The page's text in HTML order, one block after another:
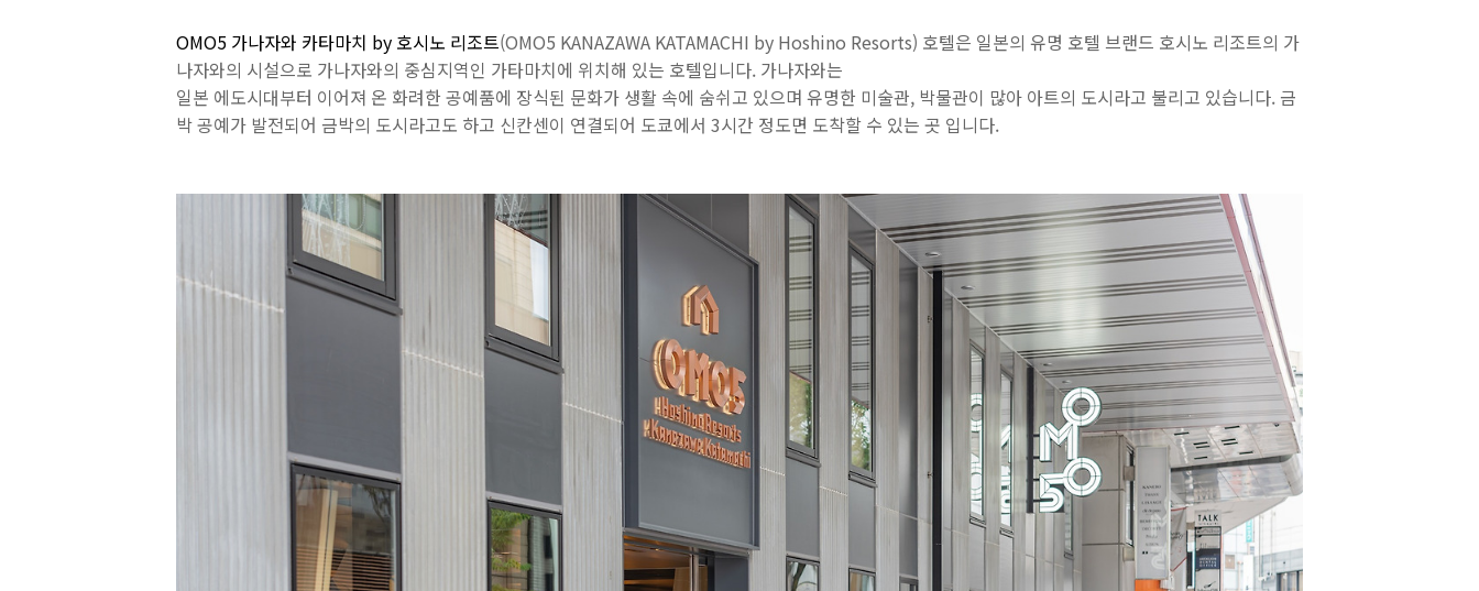
OMO5 가나자와 카타마치 by 호시노 리조트(OMO5 KANAZAWA KATAMACHI by Hoshino Resorts) 호텔은 일본의 유명 호텔 브랜드 호시노 리조트의 가
나자와의 시설으로 가나자와의 중심지역인 가타마치에 위치해 있는 호텔입니다. 가나자와는
일본 에도시대부터 이어져 온 화려한 공예품에 장식된 문화가 생활 속에 숨쉬고 있으며 유명한 미술관, 박물관이 많아 아트의 도시라고 불리고 있습니다. 금
박 공예가 발전되어 금박의 도시라고도 하고 신칸센이 연결되어 도쿄에서 3시간 정도면 도착할 수 있는 곳 입니다.